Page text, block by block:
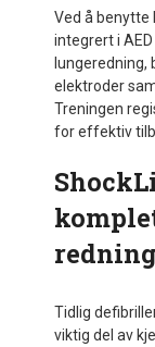
Ved å benytte
integrert i
lungeredning,
elektroder
Treningen
for effektiv
Tidlig
viktig del av